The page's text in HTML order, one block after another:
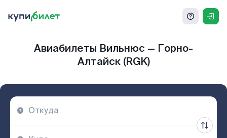
Авиабилеты Вильнюс — Горно-
Алтайск (RGK)